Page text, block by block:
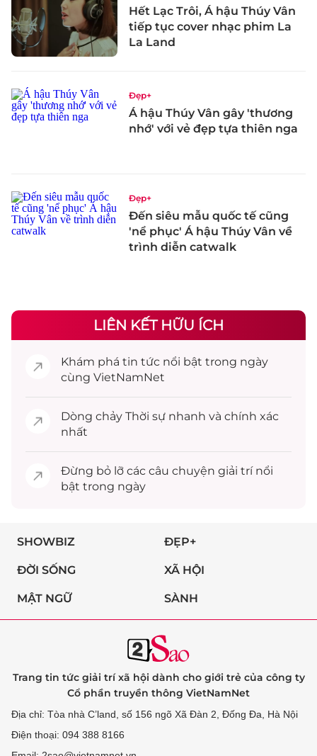
Hết Lạc Trôi, Á hậu Thúy Vân
tiếp tục cover nhạc phim La
La Land
Đẹp+
Á hậu Thúy Vân gây 'thương
nhớ' với vẻ đẹp tựa thiên nga
Đẹp+
Đến siêu mẫu quốc tế cũng
'nể phục' Á hậu Thúy Vân về
trình diễn catwalk
LIÊN KẾT HỮU ÍCH
Khám phá tin tức nổi bật trong ngày
cùng VietNamNet
Dòng chảy Thời sự nhanh và chính xác
nhất
Đừng bỏ lỡ các câu chuyện giải trínổi
bật trong ngày
SHOWBIZ ĐẸP+
ĐỜI SỐNG XÃ HỘI
MẬT NGỮ SÀNH
Trang tin tức giải trí xã hội dành cho giới trẻ của công ty
Cổ phần truyền thông VietNamNet
Địa chỉ: Tòa nhà C’land, số 156 ngõ Xã Đàn 2, Đống Đa, Hà Nội
Điện thoại: 094 388 8166